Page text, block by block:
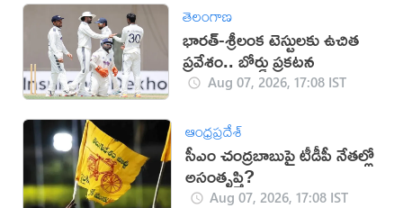
తెలంగాణ
భారత్-శ్రీలంక టెస్టులకు ఉచిత
ప్రవేశం.. బోర్డు ప్రకటన
Aug 07, 2026, 17:08 IST
ఆంధ్రప్రదేశ్
సీఎం చంద్రబాబుపై టీడీపీ నేతల్లో
అసంతృప్తి?
Aug 07, 2026, 17:08 IST